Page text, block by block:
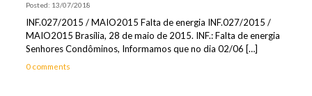
Posted: 13/07/2018
INF.027/2015 / MAIO2015 Falta de energia INF.027/2015 /
MAIO2015 Brasília, 28 de maio de 2015. INF.: Falta de energia
Senhores Condôminos, Informamos que no dia 02/06 […]
0 comments